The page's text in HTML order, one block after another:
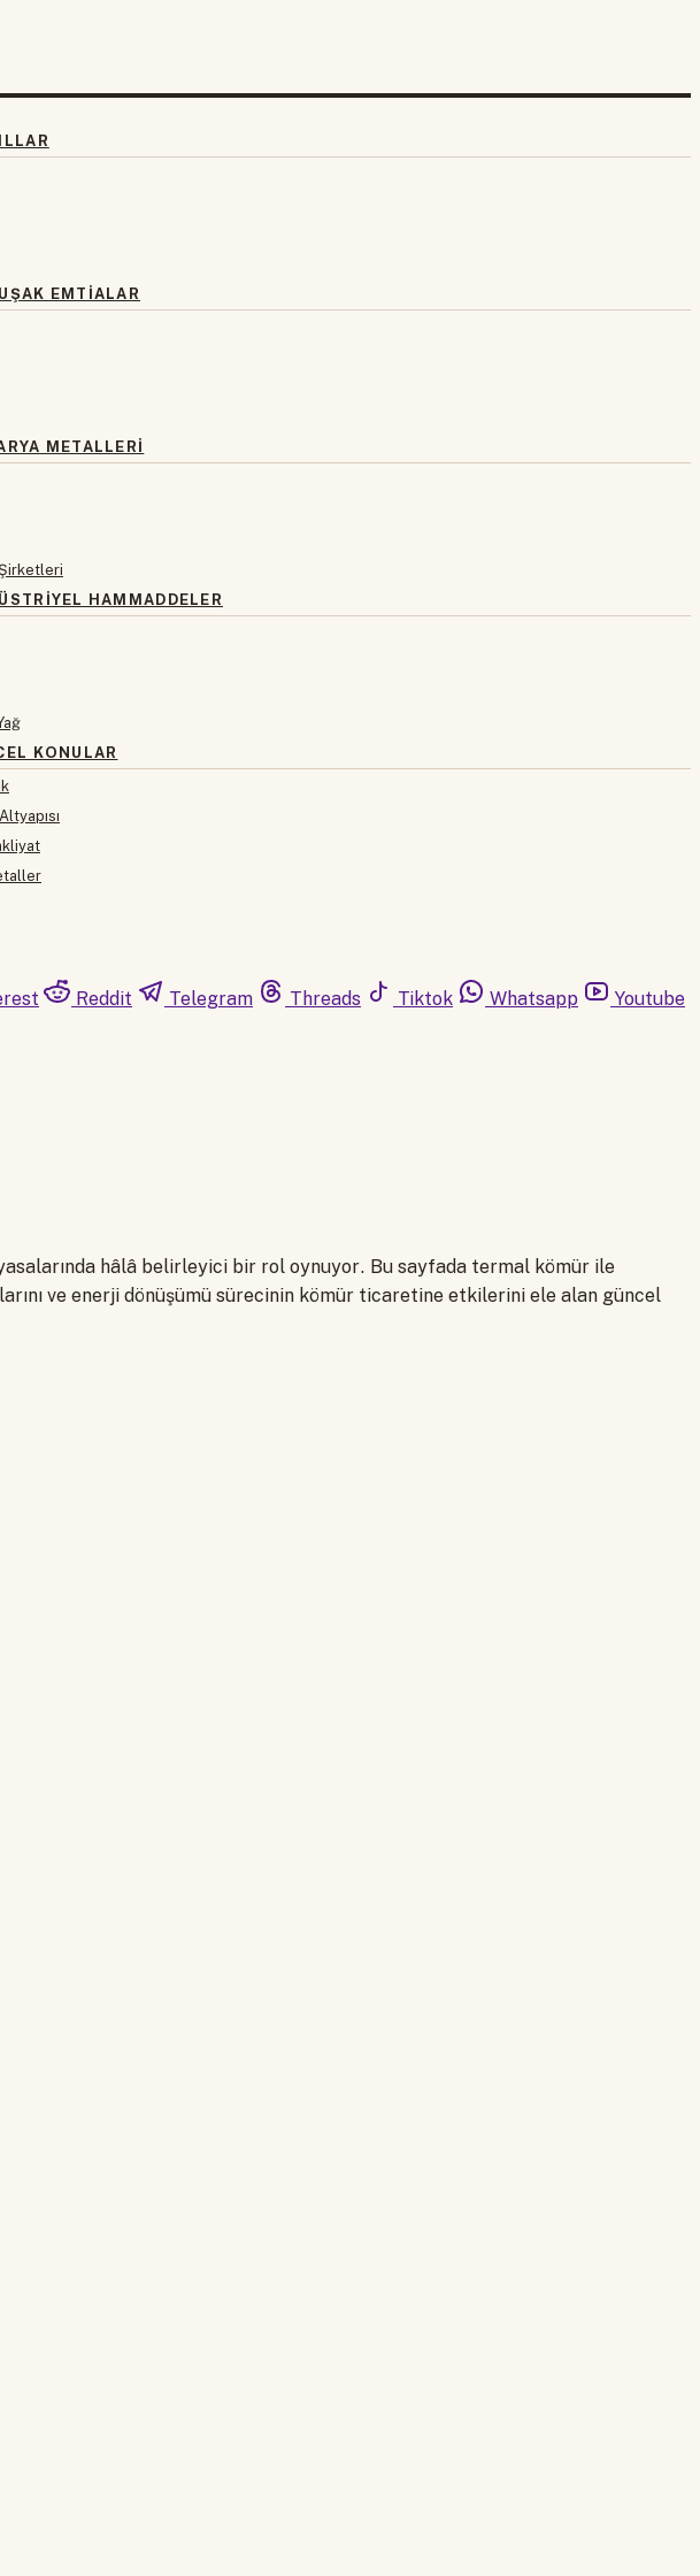
EMTIALAR
METALLERI
HAMMADDELER
KONULAR
Reddit Telegram Threads Tiktok Whatsapp Youtube
hâlâ belirleyici bir rol oynuyor. Bu sayfada termal kömür ile
ve enerji dönüşümü sürecinin kömür ticaretine etkilerini ele alan güncel